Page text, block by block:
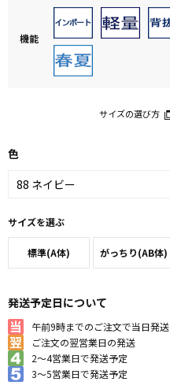
機能
サイズの選び方
色
サイズを選ぶ
標準(A体) がっちり(AB体)
発送予定日について
午前9時までのご注文で当日発送
ご注文の翌営業日の発送
2～4営業日で発送予定
3～5営業日で発送予定